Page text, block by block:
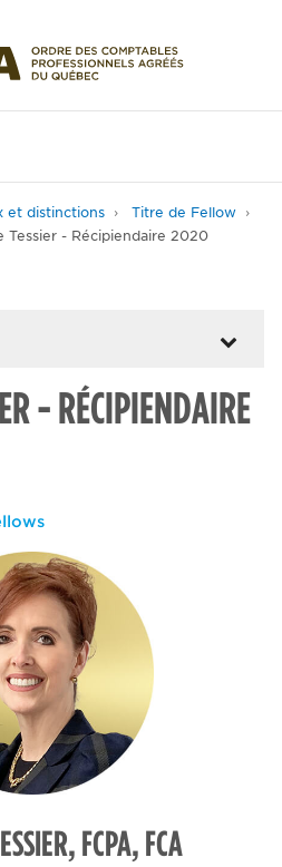
et distinctions
Titre de Fellow
Tessier - Récipiendaire 2020
- RÉCIPIENDAIRE
FCPA, FCA